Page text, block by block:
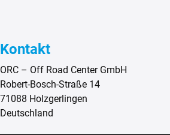
Kontakt
ORC – Off Road Center GmbH
Robert-Bosch-Straße 14
71088 Holzgerlingen
Deutschland